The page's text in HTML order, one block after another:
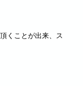
くことが出来、ス